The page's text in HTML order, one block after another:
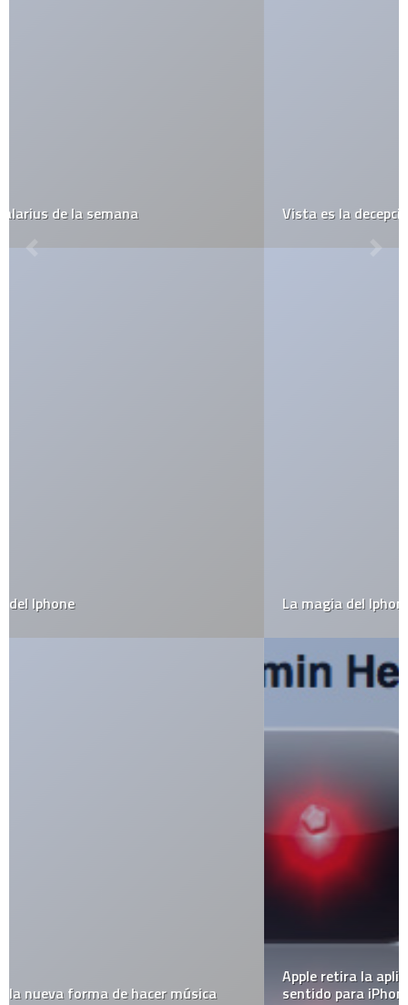
Vista es la decepción más grande del 2007
La magia del Iphone
Apple retira la aplicación más cara y con menos
sentido para iPhone